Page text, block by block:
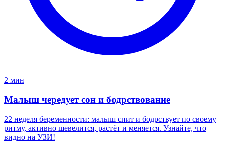
2 мин
Малыш чередует сон и бодрствование
22 неделя беременности: малыш спит и бодрствует по своему
ритму, активно шевелится, растёт и меняется. Узнайте, что
видно на УЗИ!